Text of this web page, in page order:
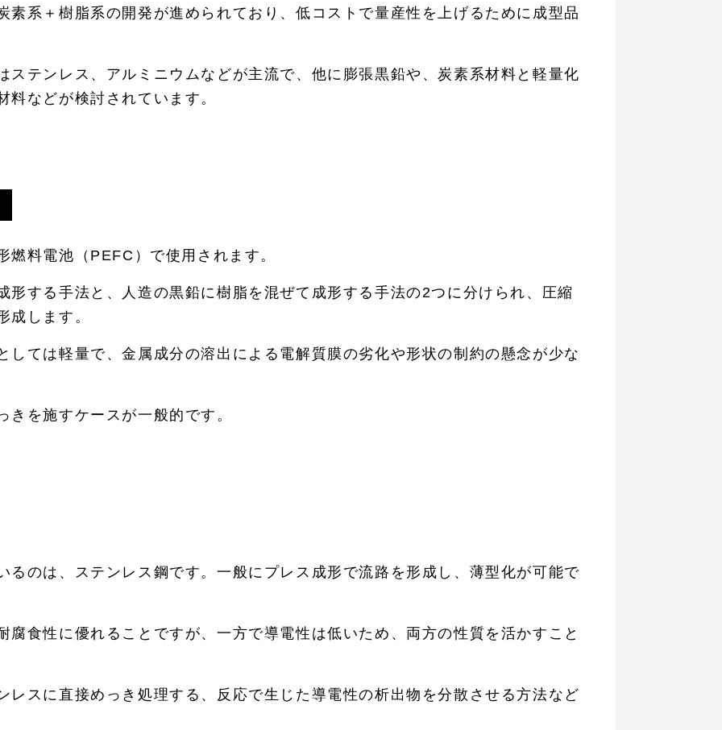
素系＋樹脂系の開発が進められており、低コストで量産性を上げるために成型品
ステンレス、アルミニウムなどが主流で、他に膨張黒鉛や、炭素系材料と軽量化
などが検討されています。
燃料電池（PEFC）で使用されます。
形する手法と、人造の黒鉛に樹脂を混ぜて成形する手法の2つに分けられ、圧縮
成します。
しては軽量で、金属成分の溶出による電解質膜の劣化や形状の制約の懸念が少な
を施すケースが一般的です。
るのは、ステンレス鋼です。一般にプレス成形で流路を形成し、薄型化が可能で
腐食性に優れることですが、一方で導電性は低いため、両方の性質を活かすこと
レスに直接めっき処理する、反応で生じた導電性の析出物を分散させる方法など